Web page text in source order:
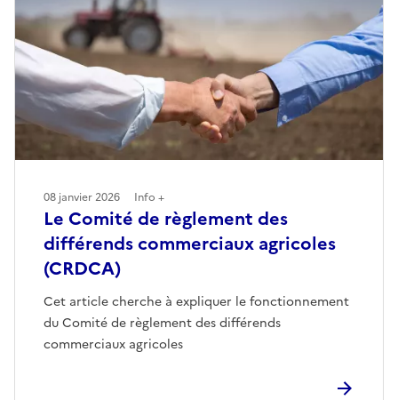
Le Comité de règlement des
différends commerciaux agricoles
(CRDCA)
Cet article cherche à expliquer le fonctionnement
du Comité de règlement des différends
commerciaux agricoles
08 janvier 2026 Info +